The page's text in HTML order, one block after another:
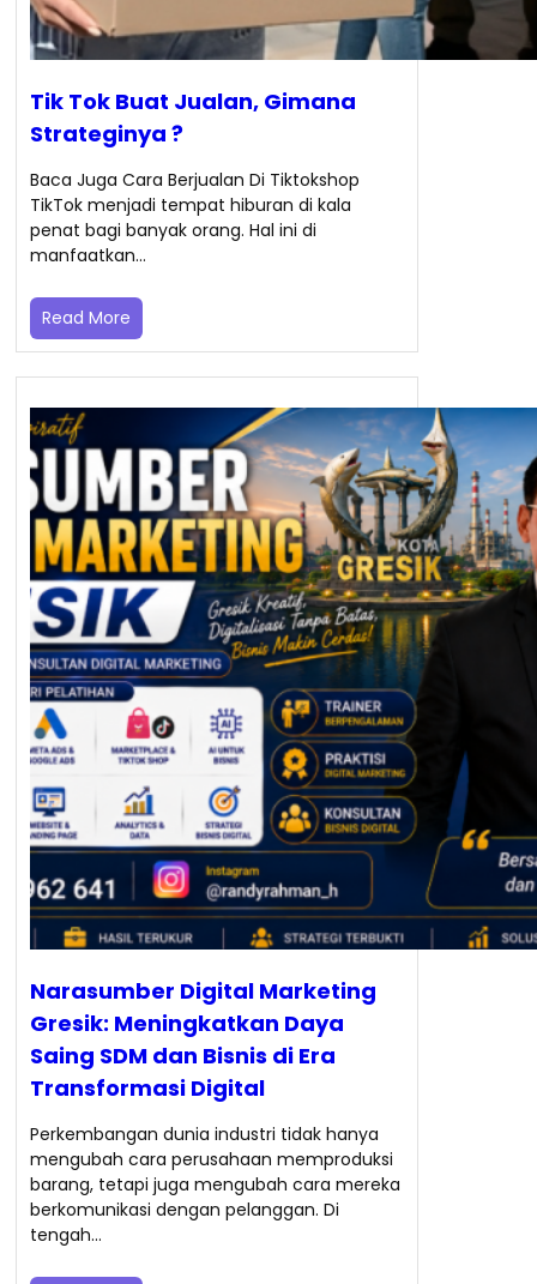
Tik Tok Buat Jualan, Gimana
Strateginya ?
Baca Juga Cara Berjualan Di Tiktokshop
TikTok menjadi tempat hiburan di kala
penat bagi banyak orang. Hal ini di
manfaatkan…
Read More
Narasumber Digital Marketing
Gresik: Meningkatkan Daya
Saing SDM dan Bisnis di Era
Transformasi Digital
Perkembangan dunia industri tidak hanya
mengubah cara perusahaan memproduksi
barang, tetapi juga mengubah cara mereka
berkomunikasi dengan pelanggan. Di
tengah…